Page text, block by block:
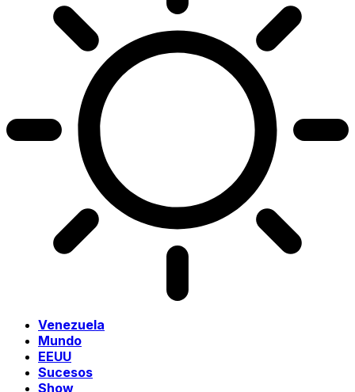
Venezuela
Mundo
EEUU
Sucesos
Show